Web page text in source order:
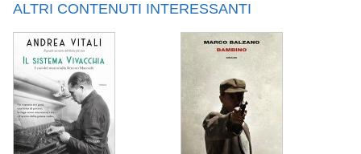
ALTRI CONTENUTI INTERESSANTI